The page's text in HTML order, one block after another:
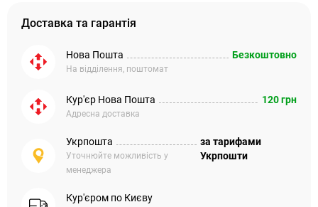
Доставка та гарантія
Нова Пошта
На відділення, поштомат
Безкоштовно
Кур'єр Нова Пошта
Адресна доставка
120 грн
Укрпошта
Уточнюйте можливість у
менеджера
за тарифами
Укрпошти
Кур'єром по Києву